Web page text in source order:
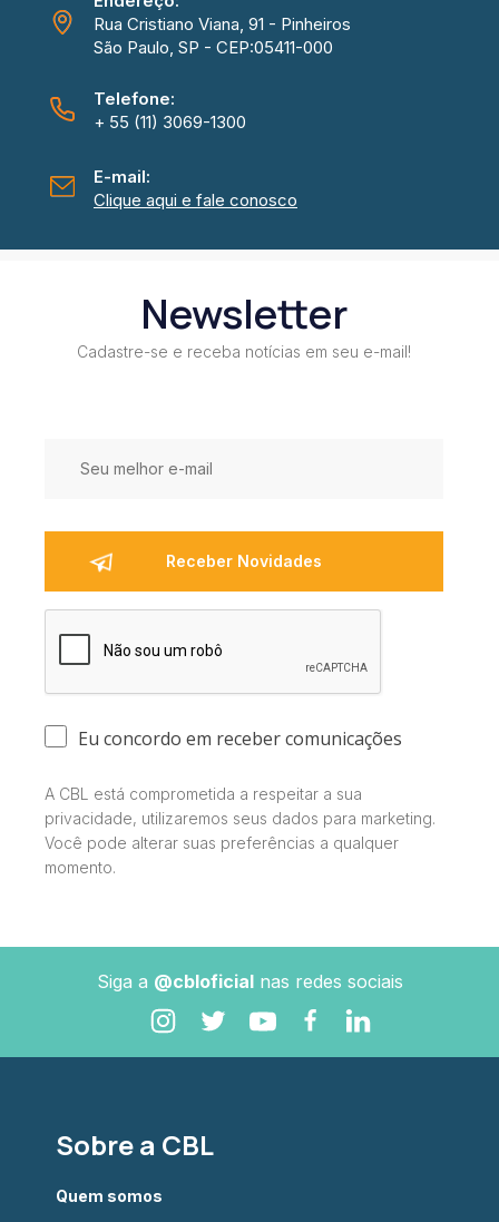
Rua Cristiano Viana, 91 - Pinheiros
São Paulo, SP - CEP:05411-000
Telefone:
+ 55 (11) 3069-1300
E-mail:
Clique aqui e fale conosco
Newsletter
Cadastre-se e receba notícias em seu e-mail!
Eu concordo em receber comunicações
A CBL está comprometida a respeitar a sua
privacidade, utilizaremos seus dados para marketing.
Você pode alterar suas preferências a qualquer
momento.
Siga a @cbloficialnas redes sociais
Sobre a CBL
Quem somos